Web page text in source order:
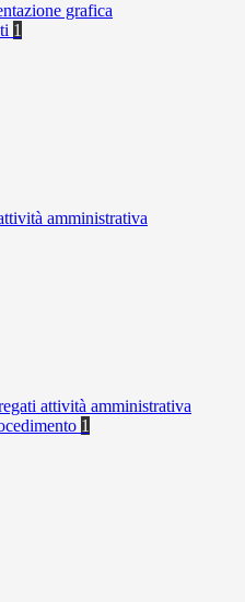
grafica
1
amministrativa
attività amministrativa
1